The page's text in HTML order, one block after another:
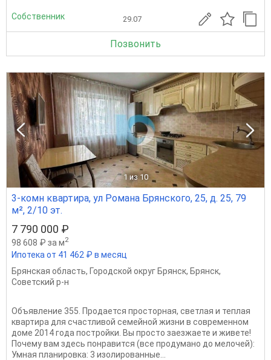
Собственник 29.07
Позвонить
1 из 10
3-комн квартира, ул Романа Брянского, 25, д. 25, 79
м², 2/10 эт.
7 790 000 ₽
98 608 ₽ за м2
Ипотека от 41 462 ₽ в месяц
Брянская область, Городской округ Брянск, Брянск,
Советский р-н
Объявление 355. Продается просторная, светлая и теплая
квартира для счастливой семейной жизни в современном
доме 2014 года постройки. Вы просто заезжаете и живете!
Почему вам здесь понравится (все продумано до мелочей):
Умная планировка: 3 изолированные...